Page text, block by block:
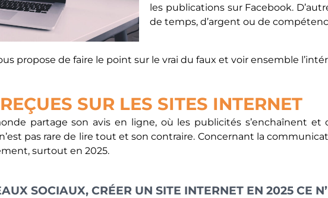
les publications sur Facebook.
de temps, d’argent ou de
propose de faire le point sur le vrai du faux et voir ensemble
SUR LES SITES INTERNET
partage son avis en ligne, où les publicités s’enchaînent et
pas rare de lire tout et son contraire. Concernant la
surtout en 2025.
SOCIAUX, CRÉER UN SITE INTERNET EN 2025 CE